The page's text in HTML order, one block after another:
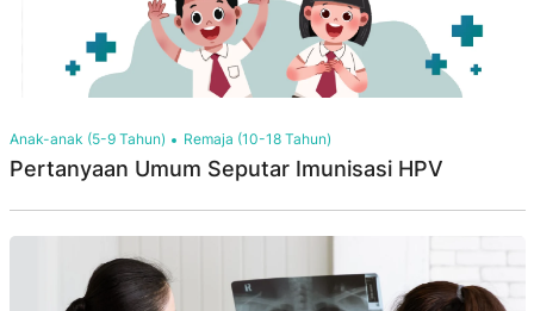
Anak-anak (5-9 Tahun) Remaja (10-18 Tahun)
Pertanyaan Umum Seputar Imunisasi HPV